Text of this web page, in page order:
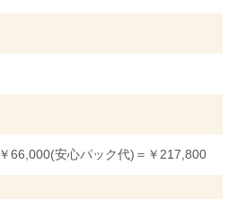
66,000(安心パック代)＝￥217,800